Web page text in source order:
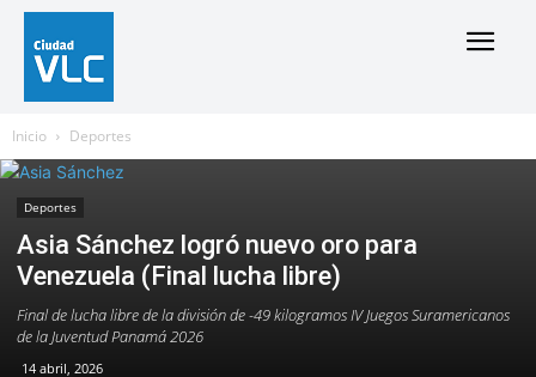
Inicio Deportes
Deportes
Asia Sánchez logró nuevo oro para
Venezuela (Final lucha libre)
Final de lucha libre de la división de -49 kilogramos IV Juegos Suramericanos
de la Juventud Panamá 2026
14 abril, 2026